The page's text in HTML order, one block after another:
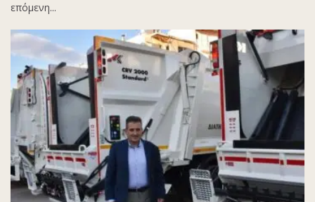
επόμενη...